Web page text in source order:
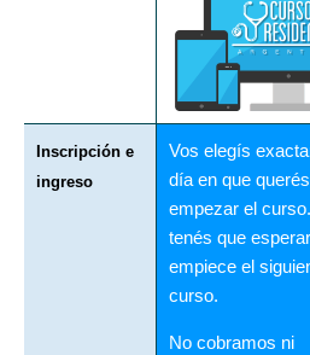
Inscripción e
ingreso
Vos elegís
día en que querés
empezar el
tenés que
empiece el
curso.
No cobramos ni